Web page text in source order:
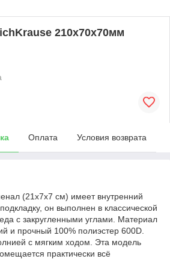
210x70x70мм
Оплата Условия возврата
(21х7х7 см) имеет внутренний
он выполнен в классической
с закругленными углами. Материал
и прочный 100% полиэстер 600D.
с мягким ходом. Эта модель
практически всё